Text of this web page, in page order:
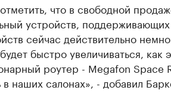
что в свободной
устройств, поддерживающих
сейчас действительно
быстро увеличиваться,
роутер - Megafon Space
в наших салонах», - добавил